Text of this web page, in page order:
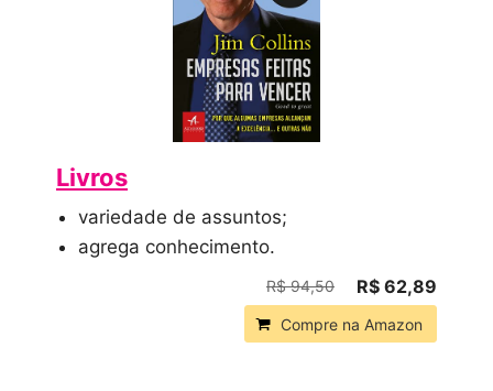
Livros
variedade de assuntos;
agrega conhecimento.
R$ 94,50 R$ 62,89
Compre na Amazon